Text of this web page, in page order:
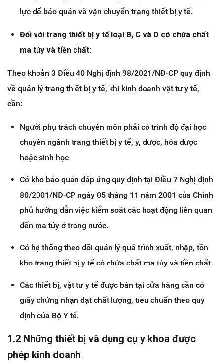
lực để bảo quản và vận chuyển trang thiết bị y tế.
Đối với trang thiết bị y tế loại B, C và D có chứa chất
ma túy và tiền chất:
Theo khoản 3 Điều 40 Nghị định 98/2021/NĐ-CP quy định
về quản lý trang thiết bị y tế, khi kinh doanh vật tư y tế,
cần:
Người phụ trách chuyên môn phải có trình độ đại học
chuyên ngành trang thiết bị y tế, y, dược, hóa dược
hoặc sinh học
Có kho bảo quản đáp ứng quy định tại Điều 7 Nghị định
80/2001/NĐ-CP ngày 05 tháng 11 năm 2001 của Chính
phủ hướng dẫn việc kiểm soát các hoạt động liên quan
đến ma túy ở trong nước.
Có hệ thống theo dõi quản lý quá trình xuất, nhập, tồn
kho trang thiết bị y tế có chứa chất ma túy và tiền chất.
Các thiết bị, vật tư y tế được bán tại cửa hàng cần có
giấy chứng nhận đạt chất lượng, tiêu chuẩn theo quy
định của Bộ Y tế.
1.2 Những thiết bị và dụng cụ y khoa được
phép kinh doanh